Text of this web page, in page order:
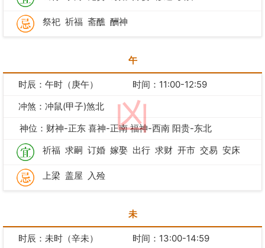
祭祀 祈福 斋醮 酬神
午
凶
时辰：午时（庚午）
时间：11:00-12:59
冲煞：冲鼠(甲子)煞北
神位：财神-正东 喜神-正南 福神-西南 阳贵-东北
祈福 求嗣 订婚 嫁娶 出行 求财 开市 交易 安床
上梁 盖屋 入殓
未
时辰：未时（辛未）
时间：13:00-14:59